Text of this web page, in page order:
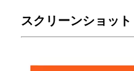
スクリーンショット